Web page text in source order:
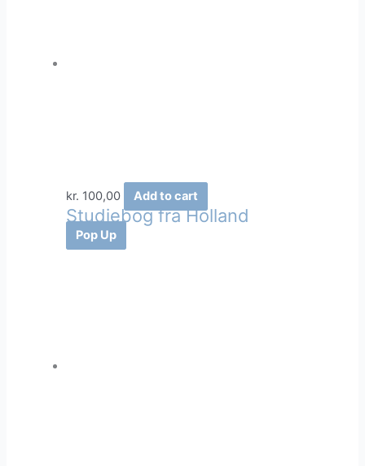
kr. 100,00 Add to cart
Studiebog fra Holland
Pop Up